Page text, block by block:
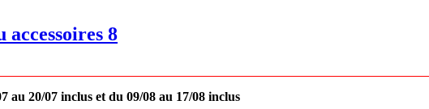
accessoires 8
au 20/07 inclus et du 09/08 au 17/08 inclus